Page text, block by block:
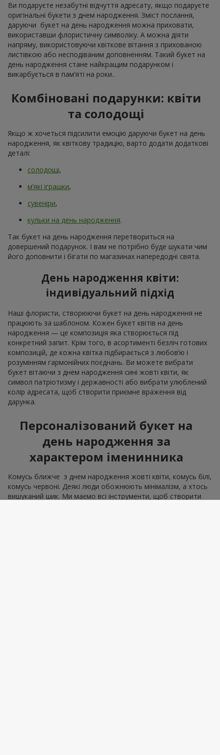
Ви подаруєте незабутні відчуття адресату, якщо подаруєте
оригінальні букети з днем народження. Зміст послання,
даруючи букет на день народження можна приховати,
використавши флористичну символіку. А можна діяти
напряму, використовуючи квіткове вітання з прихованою
листівкою або несподіваним доповненням. Такий букет на
день народження стане найкращим подарунком і
викарбується в пам’яті на роки..
Комбіновані подарунки: квіти
та солодощі
Якщо ж хочеться підсилити емоцію даруючи букет на день
народження, як квіткову традицію, варто додати додаткові
деталі:
солодощі,
м’які іграшки,
сувеніри,
кульки на день народження.
Так букет на день народження перетвориться на
довершений подарунок. І вам не потрібно буде шукати чим
його доповнити і бігати по магазинах напередодні свята.
День народження квіти:
індивідуальний підхід
Наші флористи, створюючи букет на день народження не
працюють за шаблоном. Кожен букет квітів на день
народження — це композиція яка створюється під
конкретний запит. Крім того, в асортименті безліч готових
композицій, де кожна квітка підбирається з любов’ю і
розумінням гармонійних поєднань. Ви можете вибрати
букет вітаючи з днем народження сині жовті квіти, як
символ патріотизму і державності або вибрати улюблений
колір адресата, щоб створити приємне враження від
дарунка.
Персоналізований букет на
день народження за
характером іменинника
Комусь ближче з днем народження жовті квіти, комусь білі,
комусь червоні. Деякі люди обожнюють мінімалізм, а хтось
вишуканий шик. Ми маємо всі інструменти, щоб створити